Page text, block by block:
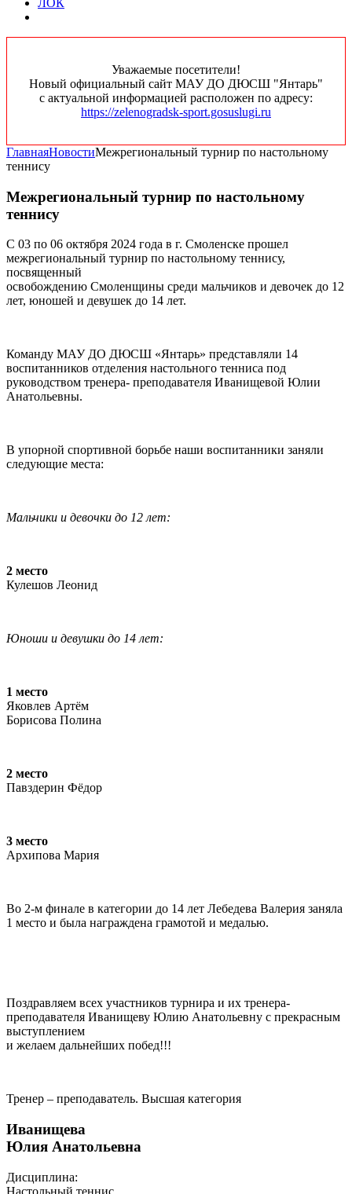
Уважаемые посетители!
Новый официальный сайт МАУ ДО ДЮСШ "Янтарь"
с актуальной информацией расположен по адресу:
https://zelenogradsk-sport.gosuslugi.ru
ГлавнаяНовостиМежрегиональный турнир по настольному
теннису
Межрегиональный турнир по настольному
теннису
С 03 по 06 октября 2024 года в г. Смоленске прошел
межрегиональный турнир по настольному теннису,
посвященный
освобождению Смоленщины среди мальчиков и девочек до 12
лет, юношей и девушек до 14 лет.
Команду МАУ ДО ДЮСШ «Янтарь» представляли 14
воспитанников отделения настольного тенниса под
руководством тренера- преподавателя Иванищевой Юлии
Анатольевны.
В упорной спортивной борьбе наши воспитанники заняли
следующие места:
Мальчики и девочки до 12 лет:
2 место
Кулешов Леонид
Юноши и девушки до 14 лет:
1 место
Яковлев Артём
Борисова Полина
2 место
Павздерин Фёдор
3 место
Архипова Мария
Во 2-м финале в категории до 14 лет Лебедева Валерия заняла
1 место и была награждена грамотой и медалью.
Поздравляем всех участников турнира и их тренера-
преподавателя Иванищеву Юлию Анатольевну с прекрасным
выступлением
и желаем дальнейших побед!!!
Тренер – преподаватель. Высшая категория
Иванищева
Юлия Анатольевна
Дисциплина:
Настольный теннис